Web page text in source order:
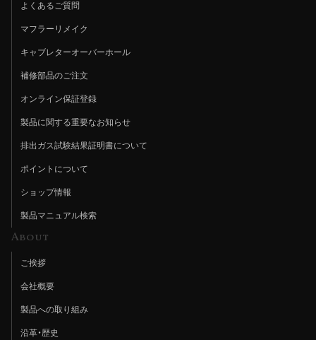
よくあるご質問
マフラーリメイク
キャブレターオーバーホール
補修部品のご注文
オンライン保証登録
製品に関する重要なお知らせ
排出ガス試験結果証明書について
ポイントについて
ショップ情報
製品マニュアル検索
About
ご挨拶
会社概要
製品への取り組み
沿革・歴史